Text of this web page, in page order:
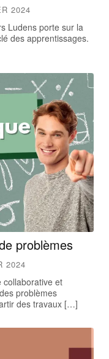
2024
Ludens porte sur la
des apprentissages.
problèmes
2024
collaborative et
problèmes
des travaux […]